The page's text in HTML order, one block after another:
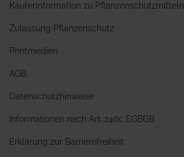
Käuferinformation zu Pflanzenschutzmitteln
Zulassung Pflanzenschutz
Printmedien
AGB
Datenschutzhinweise
Informationen nach Art. 246c EGBGB
Erklärung zur Barrierefreiheit